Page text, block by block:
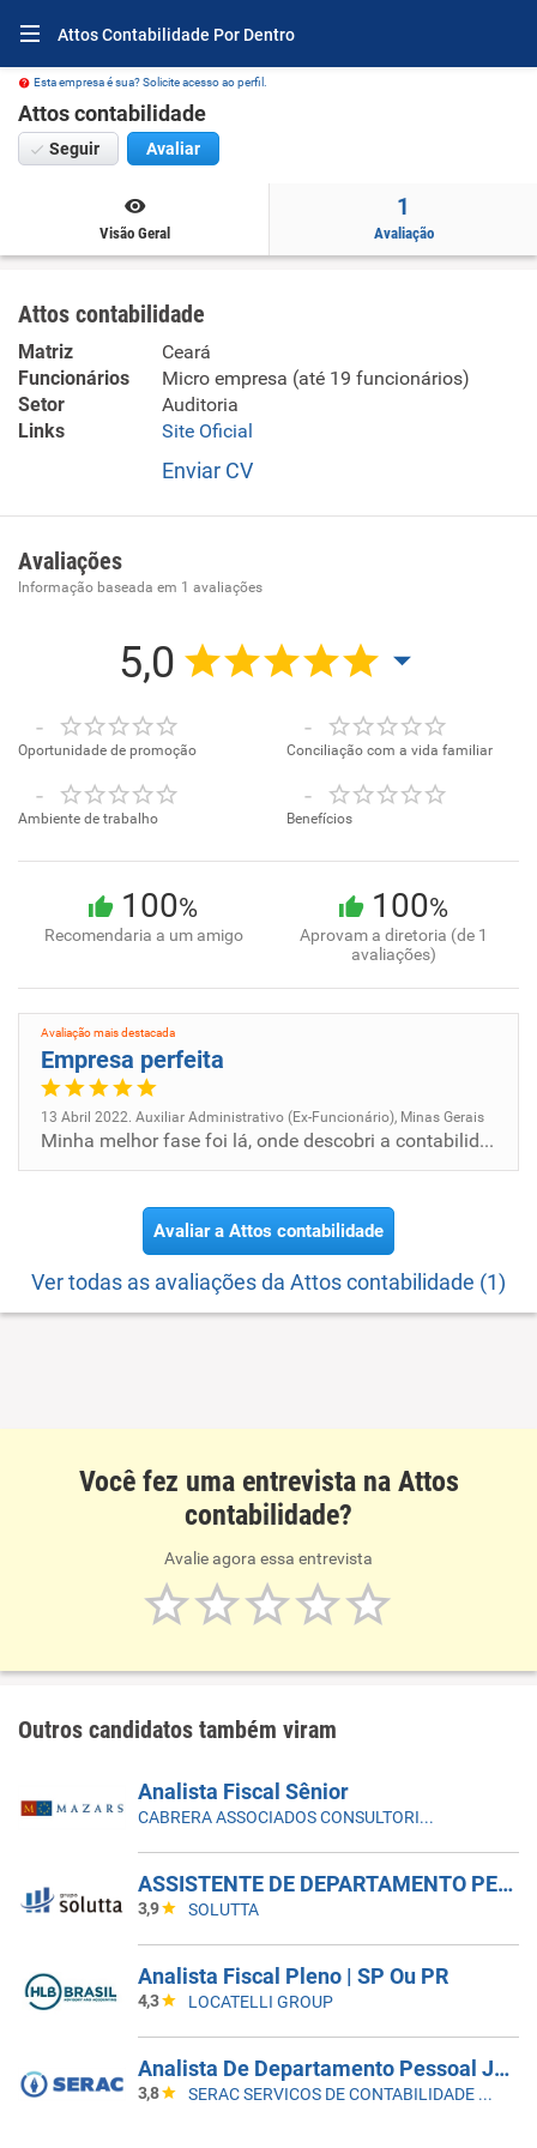
Attos Contabilidade Por Dentro
Esta empresa é sua? Solicite acesso ao perfil.
Attos contabilidade
Seguir Avaliar
Visão Geral
1
Avaliação
Attos contabilidade
Matriz
Ceará
Funcionários
Micro empresa (até 19 funcionários)
Setor
Auditoria
Links
Site Oficial
Enviar CV
- Atividades de contabilidade.....
Avaliações
Informação baseada em 1 avaliações
5,0
-
Oportunidade de promoção
-
Conciliação com a vida familiar
-
Ambiente de trabalho
-
Benefícios
100%
Recomendaria a um amigo
100%
Aprovam a diretoria (de 1
avaliações)
Avaliação mais destacada
Empresa perfeita
13 Abril 2022. Auxiliar Administrativo (Ex-Funcionário), Minas Gerais
Minha melhor fase foi lá, onde descobri a contabilidade amo demais
Avaliar a Attos contabilidade
Ver todas as avaliações da Attos contabilidade (1)
Você fez uma entrevista na Attos
contabilidade?
Avalie agora essa entrevista
Outros candidatos também viram
Analista Fiscal Sênior
CABRERA ASSOCIADOS CONSULTORIA CONTÁBIL
ASSISTENTE DE DEPARTAMENTO PESSOAL | MORUMBI - VILA ANDRADE
3,9 SOLUTTA
Analista Fiscal Pleno | SP Ou PR
4,3 LOCATELLI GROUP
Analista De Departamento Pessoal Júnior
3,8 SERAC SERVICOS DE CONTABILIDADE S/S